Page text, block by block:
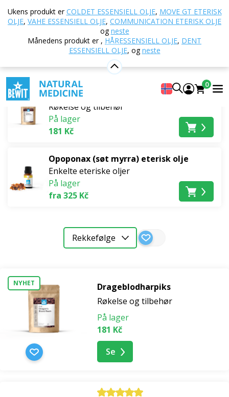
Ukens produkt erCOLDET ESSENSIELL OLJE, MOVE GT ETERISK
OLJE, VAHE ESSENSIELL OLJE, COMMUNICATION ETERISK OLJE
ogneste
Månedens produkt er , HÅRESSENSIELL OLJE, DENT
ESSENSIELL OLJE, ogneste
0
Hjem E-butikk
tilbehør
Røkelse og tilbehør
Bestselgere
Drageblodharpiks
Røkelse og tilbehør
På lager
181 Kč
Opoponax (søt myrra) eterisk olje
Enkelte eteriske oljer
På lager
fra 325 Kč
Rekkefølge
NYHET
Drageblodharpiks
Røkelse og tilbehør
På lager
181 Kč
Se